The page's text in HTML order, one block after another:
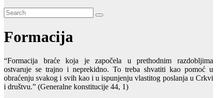
Formacija
“Formacija braće koja je započela u prethodnim razdobljima
ostvaruje se trajno i neprekidno. To treba shvatiti kao pomoć u
obraćenju svakog i svih kao i u ispunjenju vlastitog poslanja u Crkvi
i društvu.” (Generalne konstitucije 44, 1)